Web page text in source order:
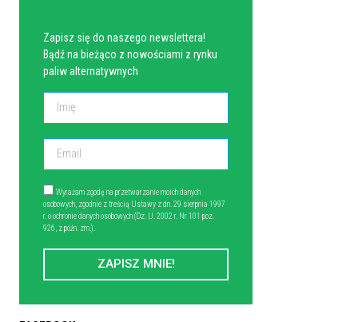
Zapisz się do naszego newslettera!
Bądź na bieżąco z nowościami z rynku
paliw alternatywnych
Wyrażam zgodę na przetwarzanie moich danych
osobowych, zgodnie z treścią Ustawy z dn. 29 sierpnia 1997
r. o ochronie danych osobowych (Dz. U. 2002 r. Nr 101 poz.
926, z późn. zm.).
ZAPISZ MNIE!